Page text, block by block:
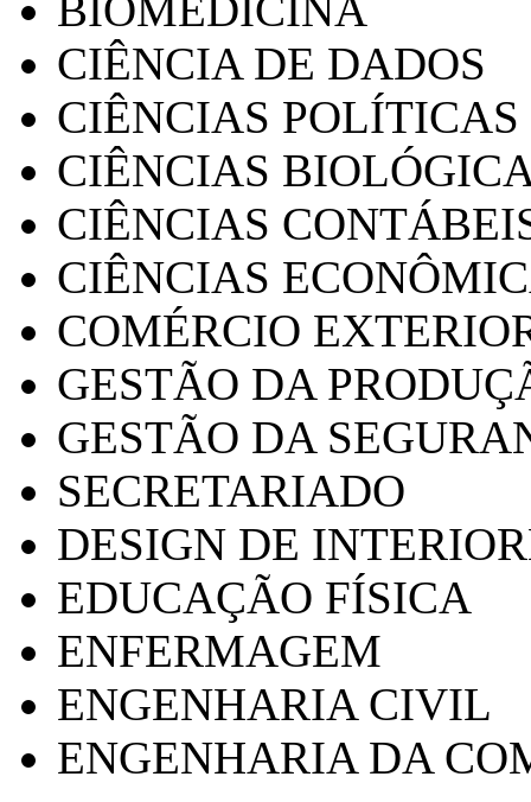
CIÊNCIA DE DADOS
CIÊNCIAS POLÍTICAS
CIÊNCIAS
CIÊNCIAS
CIÊNCIAS
COMÉRCIO
GESTÃO DA
GESTÃO DA
SECRETARIADO
DESIGN DE
EDUCAÇÃO FÍSICA
ENFERMAGEM
ENGENHARIA CIVIL
ENGENHARIA DA